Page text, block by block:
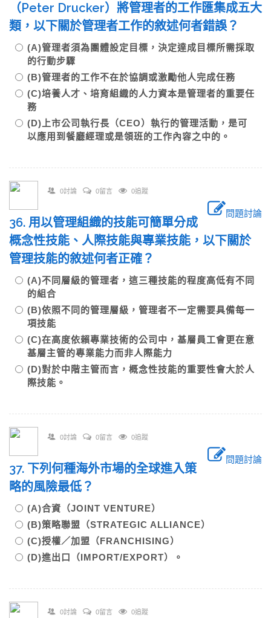
（Peter Drucker）將管理者的工作匯集成五大
類，以下關於管理者工作的敘述何者錯誤？
(A)管理者須為團體設定目標，決定達成目標所需採取
的行動步驟
(B)管理者的工作不在於協調或激勵他人完成任務
(C)培養人才、培育組織的人力資本是管理者的重要任
務
(D)上市公司執行長（CEO）執行的管理活動，是可
以應用到餐廳經理或是領班的工作內容之中的。
0討論 0留言 0追蹤
問題討論
36. 用以管理組織的技能可簡單分成
概念性技能、人際技能與專業技能，以下關於
管理技能的敘述何者正確？
(A)不同層級的管理者，這三種技能的程度高低有不同
的組合
(B)依照不同的管理層級，管理者不一定需要具備每一
項技能
(C)在高度依賴專業技術的公司中，基層員工會更在意
基層主管的專業能力而非人際能力
(D)對於中階主管而言，概念性技能的重要性會大於人
際技能。
0討論 0留言 0追蹤
問題討論
37. 下列何種海外市場的全球進入策
略的風險最低？
(A)合資（JOINT VENTURE）
(B)策略聯盟（STRATEGIC ALLIANCE）
(C)授權／加盟（FRANCHISING）
(D)進出口（IMPORT/EXPORT）。
0討論 0留言 0追蹤